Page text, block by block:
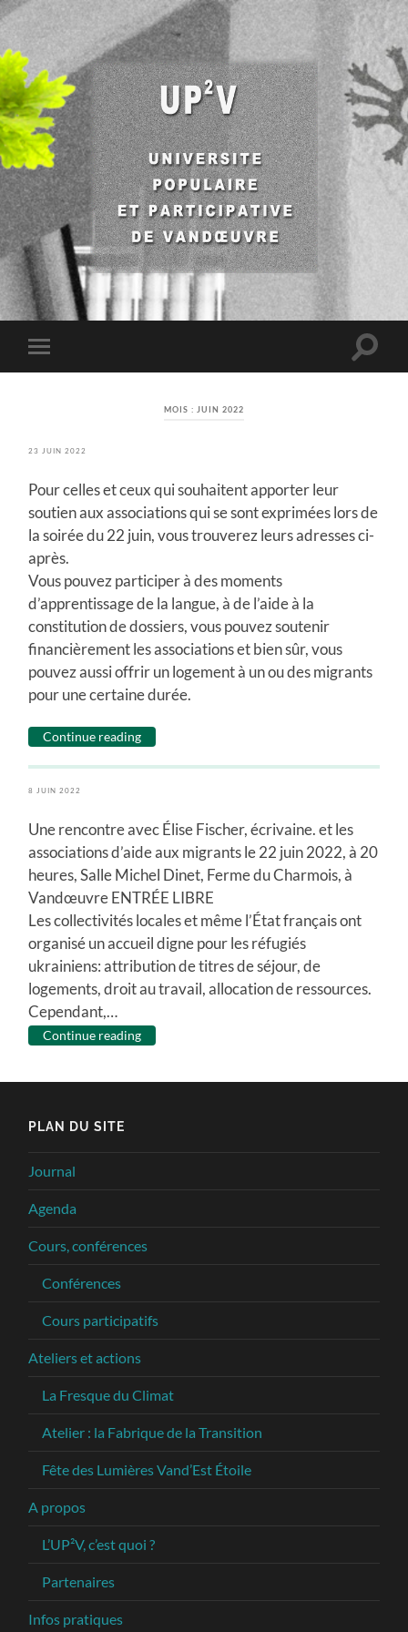
UP2V
Toggle
mobile
Toggle
MOIS : JUIN 2022
23 JUIN 2022
Pour celles et ceux qui souhaitent apporter leur
soutien aux associations qui se sont exprimées lors de
la soirée du 22 juin, vous trouverez leurs adresses ci-
après.
Vous pouvez participer à des moments
d’apprentissage de la langue, à de l’aide à la
constitution de dossiers, vous pouvez soutenir
financièrement les associations et bien sûr, vous
pouvez aussi offrir un logement à un ou des migrants
pour une certaine durée.
Continue reading
8 JUIN 2022
Une rencontre avec Élise Fischer, écrivaine. et les
associations d’aide aux migrants le 22 juin 2022, à 20
heures, Salle Michel Dinet, Ferme du Charmois, à
Vandœuvre ENTRÉE LIBRE
Les collectivités locales et même l’État français ont
organisé un accueil digne pour les réfugiés
ukrainiens: attribution de titres de séjour, de
logements, droit au travail, allocation de ressources.
Cependant,…
Continue reading
PLAN DU SITE
Journal
Agenda
Cours, conférences
Conférences
Cours participatifs
Ateliers et actions
La Fresque du Climat
Atelier : la Fabrique de la Transition
Fête des Lumières Vand’Est Étoile
A propos
L’UP²V, c’est quoi ?
Partenaires
Infos pratiques